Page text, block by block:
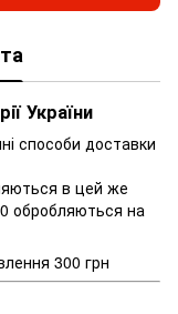
України
способи доставки
в цей же
обробляються на
300 грн